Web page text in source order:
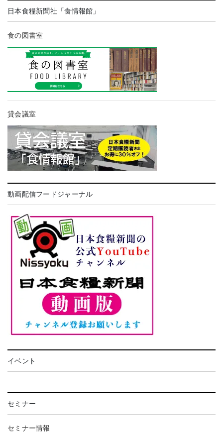
日本食糧新聞社「食情報館」
食の図書室
貸会議室
動画配信フードジャーナル
イベント
セミナー
セミナー情報